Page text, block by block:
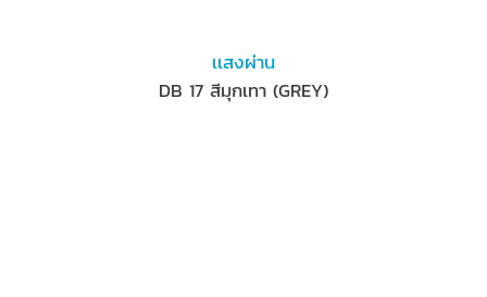
เเสงผ่าน
DB 17 สีมุกเทา (GREY)